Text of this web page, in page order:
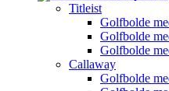
Titleist
Golfbolde
Golfbolde
Golfbolde
Callaway
Golfbolde